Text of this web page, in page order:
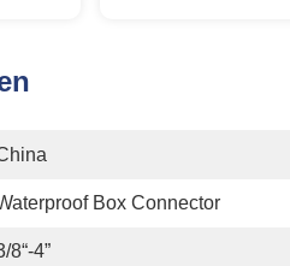
Box Connector
8“-4”